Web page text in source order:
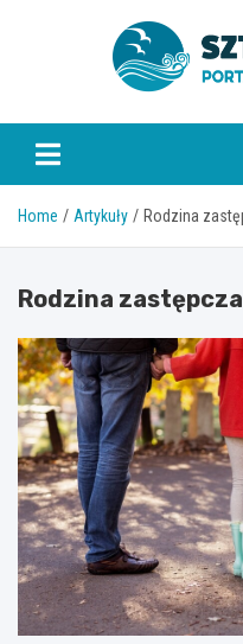
Home Artykuły Rodzina
Rodzina zastępcza